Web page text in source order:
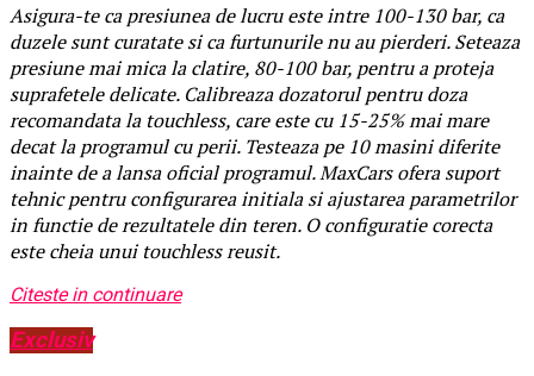
Asigura-te ca presiunea de lucru este intre 100-130 bar, ca
duzele sunt curatate si ca furtunurile nu au pierderi. Seteaza
presiune mai mica la clatire, 80-100 bar, pentru a proteja
suprafetele delicate. Calibreaza dozatorul pentru doza
recomandata la touchless, care este cu 15-25% mai mare
decat la programul cu perii. Testeaza pe 10 masini diferite
inainte de a lansa oficial programul. MaxCars ofera suport
tehnic pentru configurarea initiala si ajustarea parametrilor
in functie de rezultatele din teren. O configuratie corecta
este cheia unui touchless reusit.
Citeste in continuare
Exclusiv